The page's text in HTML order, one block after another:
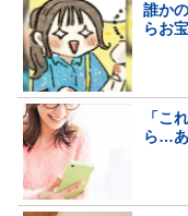
誰か
らお
「こ
ら…あ